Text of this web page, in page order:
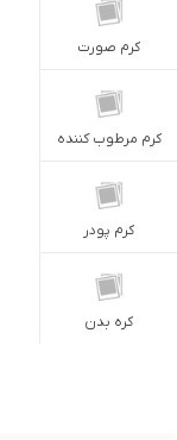
کرم صورت
کرم مرطوب کننده
کرم پودر
کره بدن